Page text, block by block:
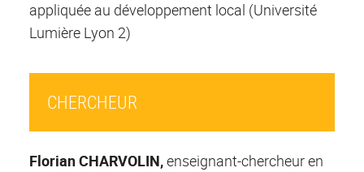
appliquée au développement local (Université
Lumière Lyon 2)
CHERCHEUR
Florian CHARVOLIN,enseignant-chercheur en